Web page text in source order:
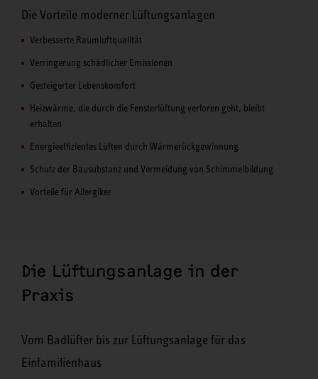
Die Vorteile moderner Lüftungsanlagen
Verbesserte Raumluftqualität
Verringerung schädlicher Emissionen
Gesteigerter Lebenskomfort
Heizwärme, die durch die Fensterlüftung verloren geht, bleibt
erhalten
Energieeffizientes Lüften durch Wärmerückgewinnung
Schutz der Bausubstanz und Vermeidung von Schimmelbildung
Vorteile für Allergiker
Die Lüftungsanlage in der
Praxis
Vom Badlüfter bis zur Lüftungsanlage für das
Einfamilienhaus